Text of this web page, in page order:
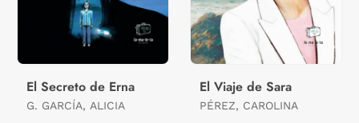
El Secreto de Erna
G. GARCÍA, ALICIA
El Viaje de Sara
PÉREZ, CAROLINA